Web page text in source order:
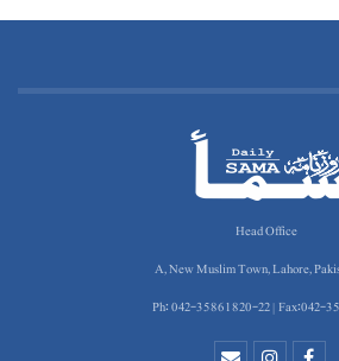
Head Office
Ph: 042-35861820-22 | Fax:042-